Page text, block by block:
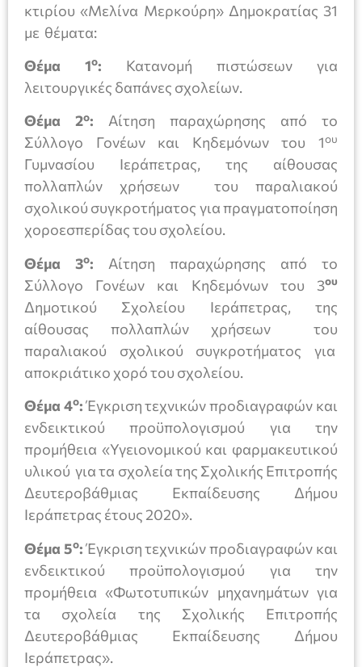
κτιρίου «Μελίνα Μερκούρη» Δημοκρατίας 31
με θέματα:
Θέμα 1ο: Κατανομή πιστώσεων για
λειτουργικές δαπάνες σχολείων.
Θέμα 2ο: Αίτηση παραχώρησης από το
Σύλλογο Γονέων και Κηδεμόνων του 1ου
Γυμνασίου Ιεράπετρας, της αίθουσας
πολλαπλών χρήσεων του παραλιακού
σχολικού συγκροτήματος για πραγματοποίηση
χοροεσπερίδας του σχολείου.
Θέμα 3ο: Αίτηση παραχώρησης από το
Σύλλογο Γονέων και Κηδεμόνων του 3ου
Δημοτικού Σχολείου Ιεράπετρας, της
αίθουσας πολλαπλών χρήσεων του
παραλιακού σχολικού συγκροτήματος για
αποκριάτικο χορό του σχολείου.
Θέμα 4ο:Έγκριση τεχνικών προδιαγραφών και
ενδεικτικού προϋπολογισμού για την
προμήθεια «Υγειονομικού και φαρμακευτικού
υλικού για τα σχολεία της Σχολικής Επιτροπής
Δευτεροβάθμιας Εκπαίδευσης Δήμου
Ιεράπετρας έτους 2020».
Θέμα 5ο:Έγκριση τεχνικών προδιαγραφών και
ενδεικτικού προϋπολογισμού για την
προμήθεια «Φωτοτυπικών μηχανημάτων για
τα σχολεία της Σχολικής Επιτροπής
Δευτεροβάθμιας Εκπαίδευσης Δήμου
Ιεράπετρας».